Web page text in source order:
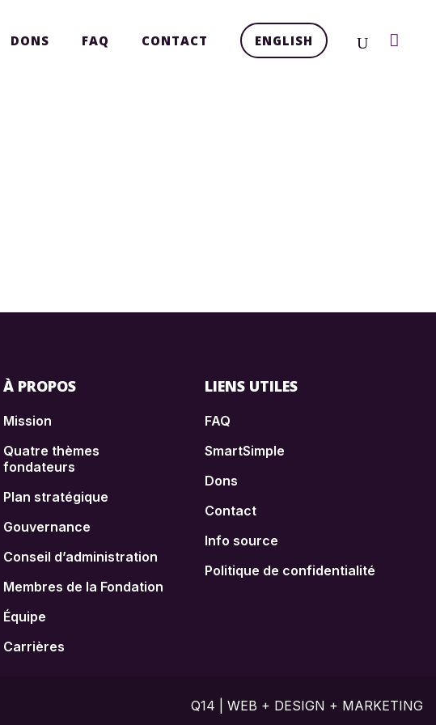
DONS FAQ CONTACT ENGLISH
À PROPOS
Mission
Quatre thèmes
fondateurs
Plan stratégique
Gouvernance
Conseil d’administration
Membres de la Fondation
Équipe
Carrières
LIENS UTILES
FAQ
SmartSimple
Dons
Contact
Info source
Politique de confidentialité
Q14 | WEB + DESIGN + MARKETING